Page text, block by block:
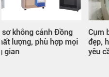
Cụm bàn làm việc Đồng Nai
đẹp, hiện đại, thiết kế theo
yêu cầu